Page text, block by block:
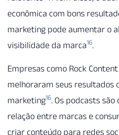
econômica com bons
marketing pode aumentar o
visibilidade da marca16.
Empresas como Rock
melhoraram seus resultados
marketing16. Os podcasts
relação entre marcas e
criar conteúdo para redes